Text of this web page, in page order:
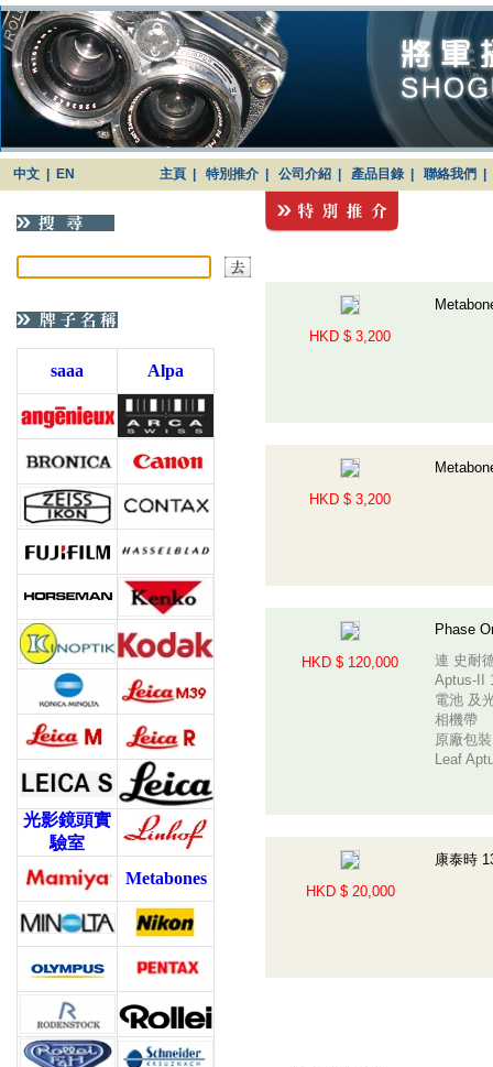
中文 EN 主頁 特別推介 公司介紹 產品目錄 聯絡我們
saaa Alpa
光影鏡頭實
驗室
Metabones
HKD $ 3,200
HKD $ 3,200
HKD $ 120,000
Phase
連 史耐
Aptus-II
電池 及
相機帶
原廠包裝
Leaf
HKD $ 20,000
康泰時